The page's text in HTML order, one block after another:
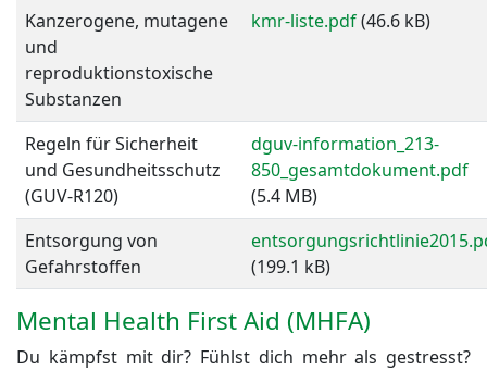
Kanzerogene, mutagene
und
reproduktionstoxische
Substanzen
kmr-liste.pdf(46.6 kB)
Regeln für Sicherheit
und Gesundheitsschutz
(GUV-R120)
dguv-information_213-
850_gesamtdokument.pdf
(5.4 MB)
Entsorgung von
Gefahrstoffen
(199.1 kB)
Mental Health First Aid (MHFA)
Du kämpfst mit dir? Fühlst dich mehr als gestresst?